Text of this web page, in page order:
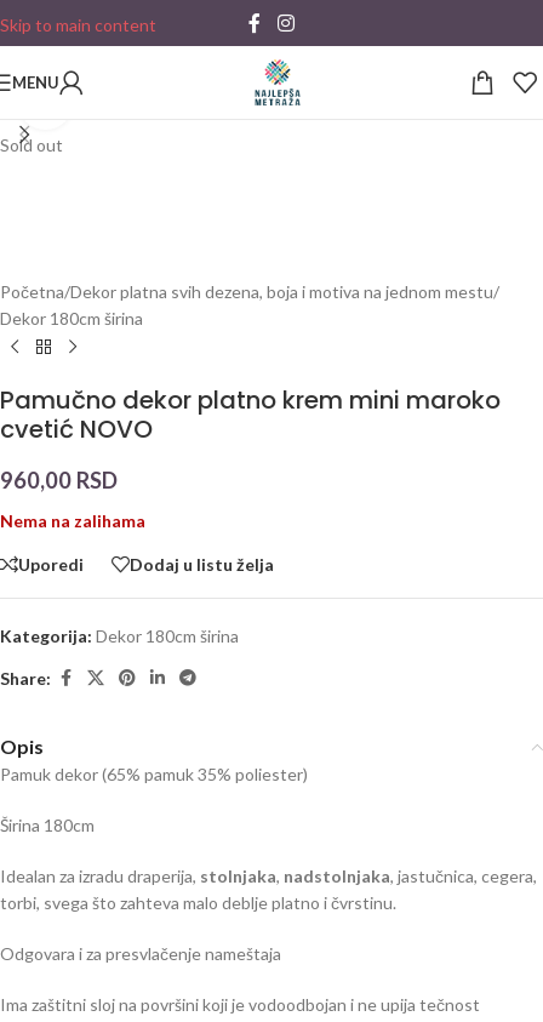
Skip to main content
MENU
Sold out
Početna/Dekor platna svih dezena, boja i motiva na jednom mestu/
Dekor 180cm širina
Pamučno dekor platno krem mini maroko
cvetić NOVO
960,00 RSD
Nema na zalihama
Uporedi Dodaj u listu želja
Kategorija: Dekor 180cm širina
Share:
Opis
Pamuk dekor (65% pamuk 35% poliester)
Širina 180cm
Idealan za izradu draperija, stolnjaka, nadstolnjaka, jastučnica, cegera,
torbi, svega što zahteva malo deblje platno i čvrstinu.
Odgovara i za presvlačenje nameštaja
Ima zaštitni sloj na površini koji je vodoodbojan i ne upija tečnost